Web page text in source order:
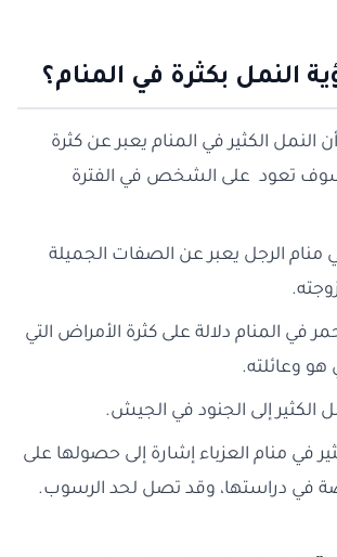
النمل بكثرة في المنام؟
النمل الكثير في المنام يعبر عن كثرة
سوف تعود على الشخص في الفترة
منام الرجل يعبر عن الصفات الجميلة
في المنام دلالة على كثرة الأمراض التي
وعائلته.
الكثير إلى الجنود في الجيش.
في منام العزباء إشارة إلى حصولها على
في دراستها، وقد تصل لحد الرسوب.